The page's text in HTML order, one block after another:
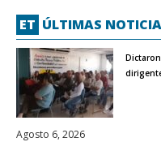
ET ÚLTIMAS
Agosto 6, 2026